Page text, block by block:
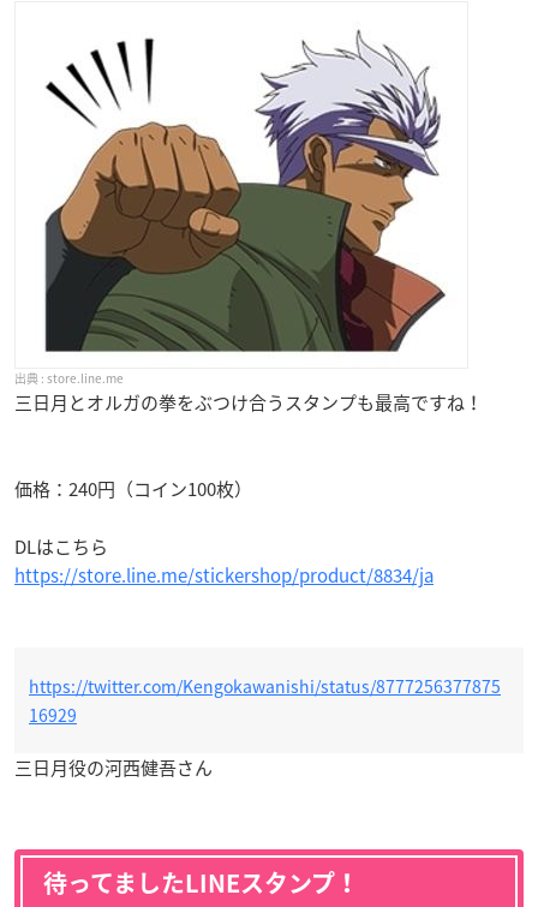
store.line.me
三日月とオルガの拳をぶつけ合うスタンプも最高ですね！
価格：240円（コイン100枚）
DLはこちら
https://store.line.me/stickershop/product/8834/ja
https://twitter.com/Kengokawanishi/status/8777256377875
16929
三日月役の河西健吾さん
待ってましたLINEスタンプ！